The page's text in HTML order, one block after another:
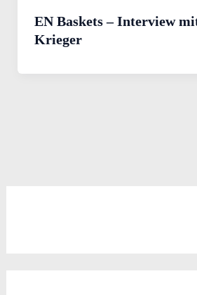
EN Baskets – Interview
Krieger